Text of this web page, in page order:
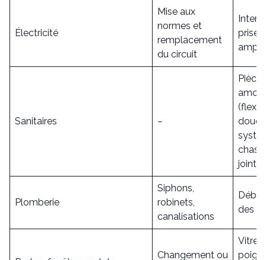
Électricité
Mise aux
normes et
remplacement
du circuit
Sanitaires –
Pièces
joints,
Plomberie
Siphons,
robinets,
canalisations
des
Changement ou
Vitres,